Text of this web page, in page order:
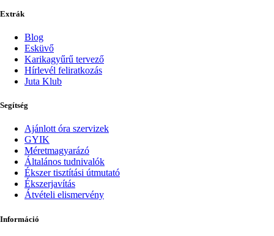
Extrák
Blog
Esküvő
Karikagyűrű tervező
Hírlevél feliratkozás
Juta Klub
Segítség
Ajánlott óra szervizek
GYIK
Méretmagyarázó
Általános tudnivalók
Ékszer tisztítási útmutató
Ékszerjavítás
Átvételi elismervény
Információ